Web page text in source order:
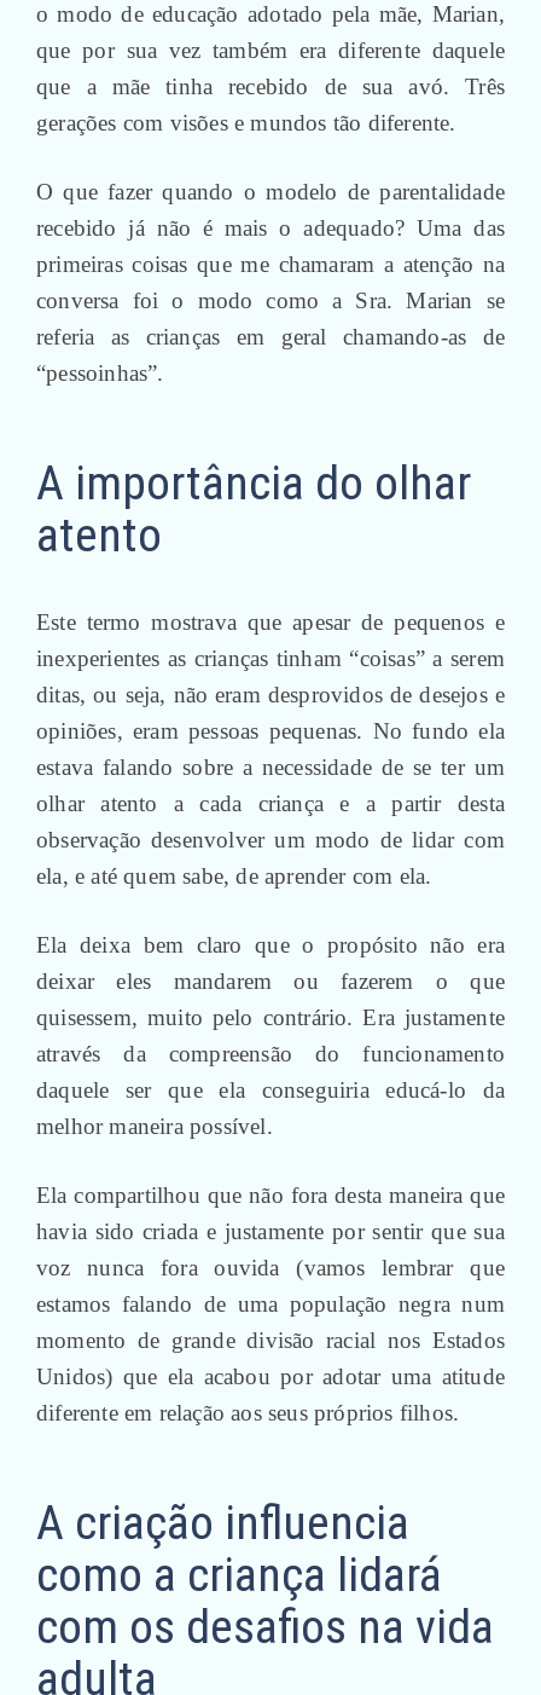
o modo de educação adotado pela mãe, Marian,
que por sua vez também era diferente daquele
que a mãe tinha recebido de sua avó. Três
gerações com visões e mundos tão diferente.
O que fazer quando o modelo de parentalidade
recebido já não é mais o adequado? Uma das
primeiras coisas que me chamaram a atenção na
conversa foi o modo como a Sra. Marian se
referia as crianças em geral chamando-as de
“pessoinhas”.
A importância do olhar
atento
Este termo mostrava que apesar de pequenos e
inexperientes as crianças tinham “coisas” a serem
ditas, ou seja, não eram desprovidos de desejos e
opiniões, eram pessoas pequenas. No fundo ela
estava falando sobre a necessidade de se ter um
olhar atento a cada criança e a partir desta
observação desenvolver um modo de lidar com
ela, e até quem sabe, de aprender com ela.
Ela deixa bem claro que o propósito não era
deixar eles mandarem ou fazerem o que
quisessem, muito pelo contrário. Era justamente
através da compreensão do funcionamento
daquele ser que ela conseguiria educá-lo da
melhor maneira possível.
Ela compartilhou que não fora desta maneira que
havia sido criada e justamente por sentir que sua
voz nunca fora ouvida (vamos lembrar que
estamos falando de uma população negra num
momento de grande divisão racial nos Estados
Unidos) que ela acabou por adotar uma atitude
diferente em relação aos seus próprios filhos.
A criação influencia
como a criança lidará
com os desafios na vida
adulta